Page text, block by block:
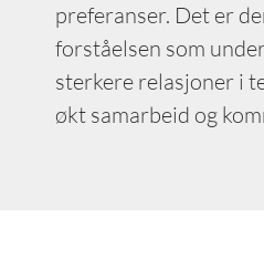
preferanser. Det er
forståelsen som
sterkere relasjoner i
økt samarbeid og